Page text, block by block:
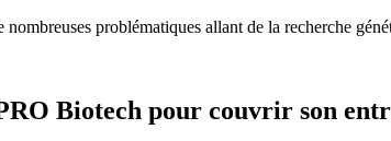
problématiques allant de la recherche
Biotech pour couvrir son